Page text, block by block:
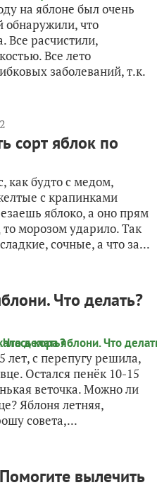
на яблоне был очень
обнаружили, что
Все расчистили,
Все лето
заболеваний, т.к.
сорт яблок по
как будто с медом,
с крапинками
яблоко, а оно прям
морозом ударило. Так
сочные, а что за...
Что делать?
лет, с перепугу решила,
Остался пенёк 10-15
веточка. Можно ли
Яблоня летняя,
совета,...
вылечить